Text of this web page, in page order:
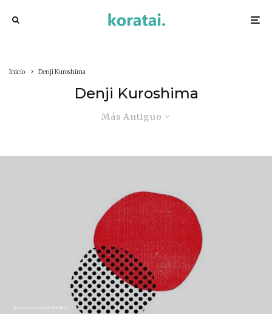
Inicio Denji Kuroshima
Denji Kuroshima
Más Antiguo
Noticias y novedades